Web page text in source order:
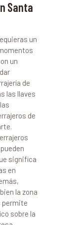
Santa
un
un
de
las llaves
de
significa
en
la zona
permite
sobre la